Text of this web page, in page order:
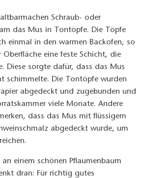
Schraub- oder
das Mus in Tontöpfe. Die Töpfe
einmal in den warmen Backofen, so
Oberfläche eine feste Schicht, die
Diese sorgte dafür, dass das Mus
schimmelte. Die Tontöpfe wurden
abgedeckt und zugebunden und
viele Monate. Andere
dass das Mus mit flüssigem
abgedeckt wurde, um
einem schönen Pflaumenbaum
dran: Für richtig gutes